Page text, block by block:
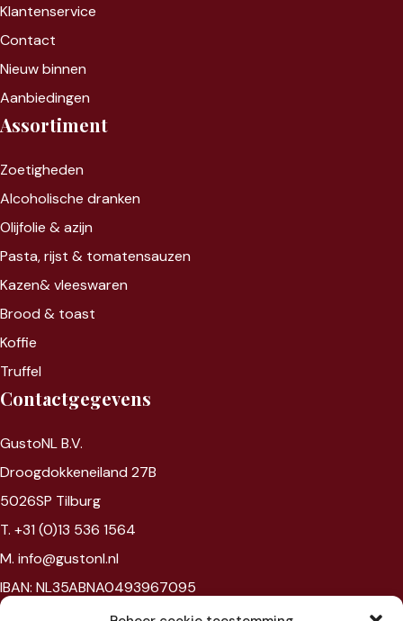
Klantenservice
Contact
Nieuw binnen
Aanbiedingen
Assortiment
Zoetigheden
Alcoholische dranken
Olijfolie & azijn
Pasta, rijst & tomatensauzen
Kazen&vleeswaren
Brood & toast
Koffie
Truffel
Contactgegevens
GustoNL B.V.
Droogdokkeneiland 27B
5026SP Tilburg
T. +31 (0)13 536 1564
M. info@gustonl.nl
IBAN: NL35ABNA0493967095
VAT: NL867594172B01